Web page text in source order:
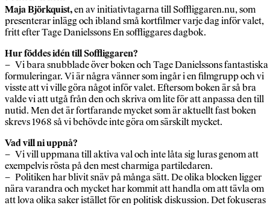
Maja Björkquist,en av initiativtagarna till Soffliggaren.nu, som
presenterar inlägg och ibland små kortfilmer varje dag inför valet,
fritt efter Tage Danielssons En soffliggares dagbok.
Hur föddes idén till Soffliggaren?
– Vi bara snubblade över boken och Tage Danielssons fantastiska
formuleringar. Vi är några vänner som ingår i en filmgrupp och vi
visste att vi ville göra något inför valet. Eftersom boken är så bra
valde vi att utgå från den och skriva om lite för att anpassa den till
nutid. Men det är fortfarande mycket som är aktuellt fast boken
skrevs 1968 så vi behövde inte göra om särskilt mycket.
Vad vill ni uppnå?
– Vi vill uppmana till aktiva val och inte låta sig luras genom att
exempelvis rösta på den mest charmiga partiledaren.
– Politiken har blivit snäv på många sätt. De olika blocken ligger
nära varandra och mycket har kommit att handla om att tävla om
att lova olika saker istället för en politisk diskussion. Det fokuseras